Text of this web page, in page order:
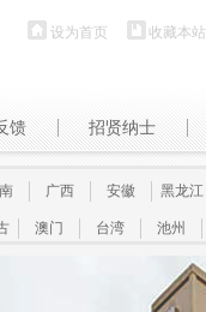
设为首页 收藏本站
馈 招贤纳士
广西 安徽 黑龙江
澳门 台湾 池州